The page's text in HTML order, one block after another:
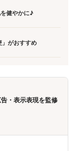
健やかに♪
がおすすめ
・表示表現を監修